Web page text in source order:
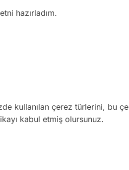
hazırladım.
kullanılan çerez türlerini, bu
kabul etmiş olursunuz.